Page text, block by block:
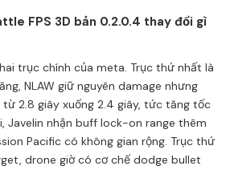
FPS 3D bản 0.2.0.4 thay đổi gì
trục chính của meta. Trục thứ nhất là
NLAW giữ nguyên damage nhưng
2.8 giây xuống 2.4 giây, tức tăng tốc
Javelin nhận buff lock-on range thêm
Pacific có không gian rộng. Trục thứ
drone giờ có cơ chế dodge bullet